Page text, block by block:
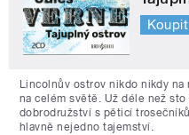
Koupit
Lincolnův ostrov nikdo nikdy na
na celém světě. Už déle než
dobrodružství s pěticí
hlavně nejedno tajemství.